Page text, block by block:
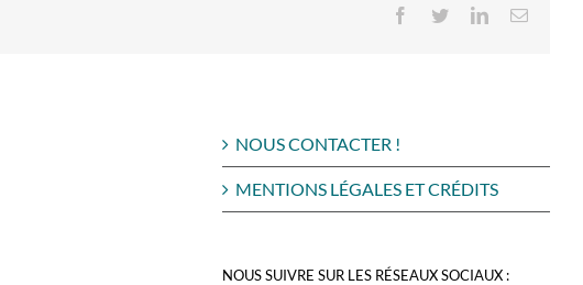
Facebook
TwitterLinkedInEmail
NOUS CONTACTER !
MENTIONS LÉGALES ET CRÉDITS
NOUS SUIVRE SUR LES RÉSEAUX SOCIAUX :